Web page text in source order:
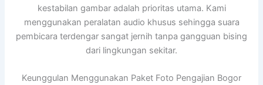
kestabilan gambar adalah prioritas utama. Kami
menggunakan peralatan audio khusus sehingga suara
pembicara terdengar sangat jernih tanpa gangguan bising
dari lingkungan sekitar.
Keunggulan Menggunakan Paket Foto Pengajian Bogor